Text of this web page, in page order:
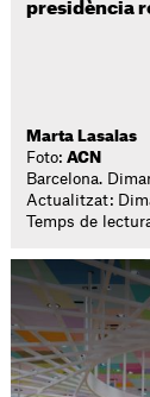
presidència
Marta Lasalas
Foto:ACN
Barcelona.
Actualitzat:
Temps de